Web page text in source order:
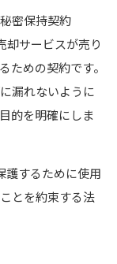
密保持契約
却サービスが売り
ための契約です。
漏れないように
的を明確にしま
するために使用
とを約束する法